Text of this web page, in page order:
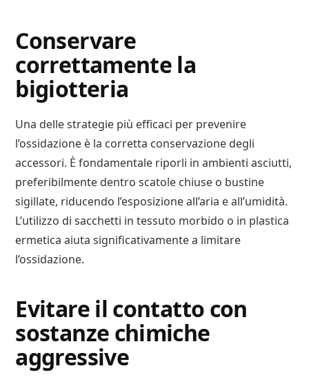
Conservare
correttamente la
bigiotteria
Una delle strategie più efficaci per prevenire
l’ossidazione è la corretta conservazione degli
accessori. È fondamentale riporli in ambienti asciutti,
preferibilmente dentro scatole chiuse o bustine
sigillate, riducendo l’esposizione all’aria e all’umidità.
L’utilizzo di sacchetti in tessuto morbido o in plastica
ermetica aiuta significativamente a limitare
l’ossidazione.
Evitare il contatto con
sostanze chimiche
aggressive